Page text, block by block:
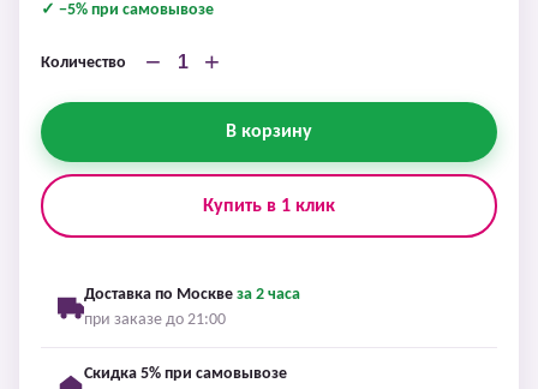
✓ −5% при самовывозе
Количество − +
В корзину
Купить в 1 клик
Доставка по Москве за 2 часа
при заказе до 21:00
Скидка 5% при самовывозе